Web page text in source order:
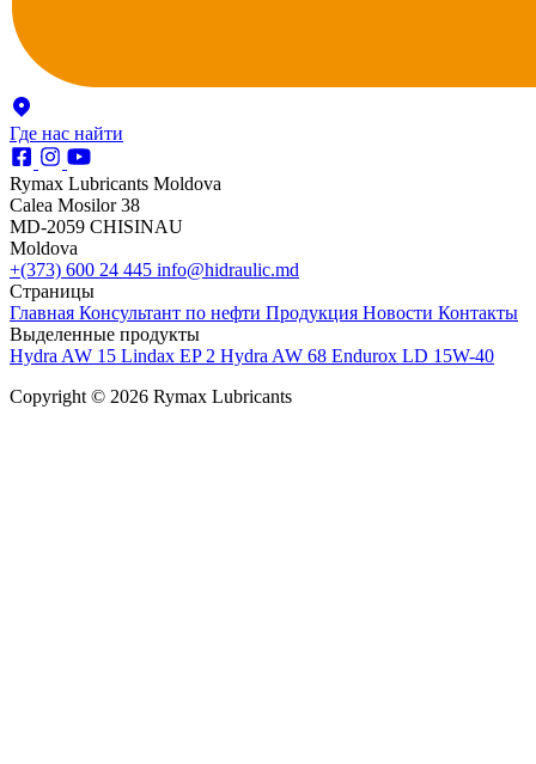
Где нас найти
Rymax Lubricants Moldova
Calea Mosilor 38
MD-2059 CHISINAU
Moldova
+(373) 600 24 445 info@hidraulic.md
Страницы
Главная Консультант по нефти Продукция Новости Контакты
Выделенные продукты
Hydra AW 15 Lindax EP 2 Hydra AW 68 Endurox LD 15W-40
Copyright © 2026 Rymax Lubricants